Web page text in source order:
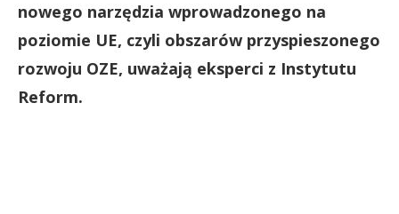
nowego narzędzia wprowadzonego na
poziomie UE, czyli obszarów przyspieszonego
rozwoju OZE, uważają eksperci z Instytutu
Reform.